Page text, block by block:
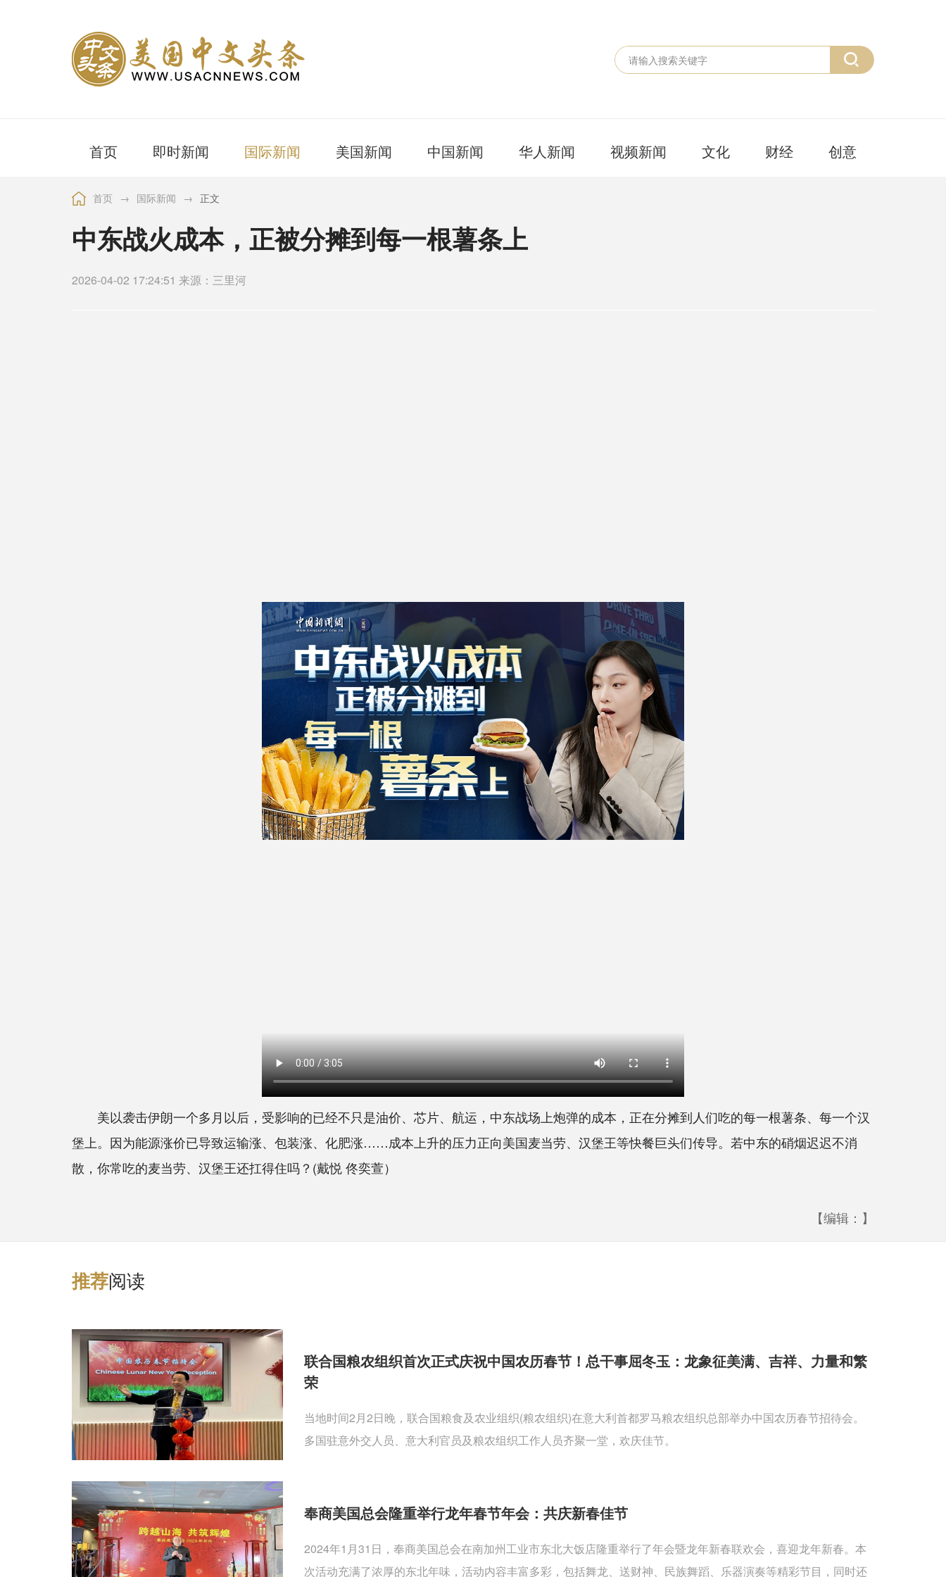
首页 即时新闻 国际新闻 美国新闻 中国新闻 华人新闻 视频新闻 文化 财经 创意
首页 → 国际新闻 → 正文
中东战火成本，正被分摊到每一根薯条上
2026-04-02 17:24:51 来源：三里河
美以袭击伊朗一个多月以后，受影响的已经不只是油价、芯片、航运，中东战场上炮弹的成本，正在分摊到人们吃的每一根薯条、每一个汉
堡上。因为能源涨价已导致运输涨、包装涨、化肥涨……成本上升的压力正向美国麦当劳、汉堡王等快餐巨头们传导。若中东的硝烟迟迟不消
散，你常吃的麦当劳、汉堡王还扛得住吗？(戴悦 佟奕萱）
【编辑：】
推荐阅读
联合国粮农组织首次正式庆祝中国农历春节！总干事屈冬玉：龙象征美满、吉祥、力量和繁
荣
当地时间2月2日晚，联合国粮食及农业组织(粮农组织)在意大利首都罗马粮农组织总部举办中国农历春节招待会。
多国驻意外交人员、意大利官员及粮农组织工作人员齐聚一堂，欢庆佳节。
奉商美国总会隆重举行龙年春节年会：共庆新春佳节
2024年1月31日，奉商美国总会在南加州工业市东北大饭店隆重举行了年会暨龙年新春联欢会，喜迎龙年新春。本
次活动充满了浓厚的东北年味，活动内容丰富多彩，包括舞龙、送财神、民族舞蹈、乐器演奏等精彩节目，同时还